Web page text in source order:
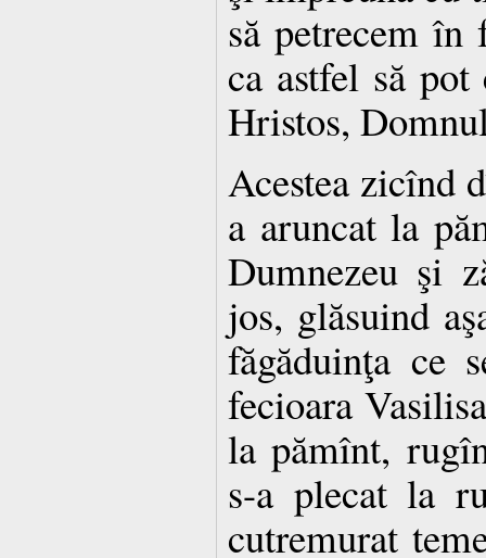
să petrecem
ca astfel să
Hristos,
Acestea zicînd
a aruncat la
Dumnezeu şi
jos, glăsuind
făgăduinţa ce
fecioara
la pămînt,
s-a plecat la
cutremurat